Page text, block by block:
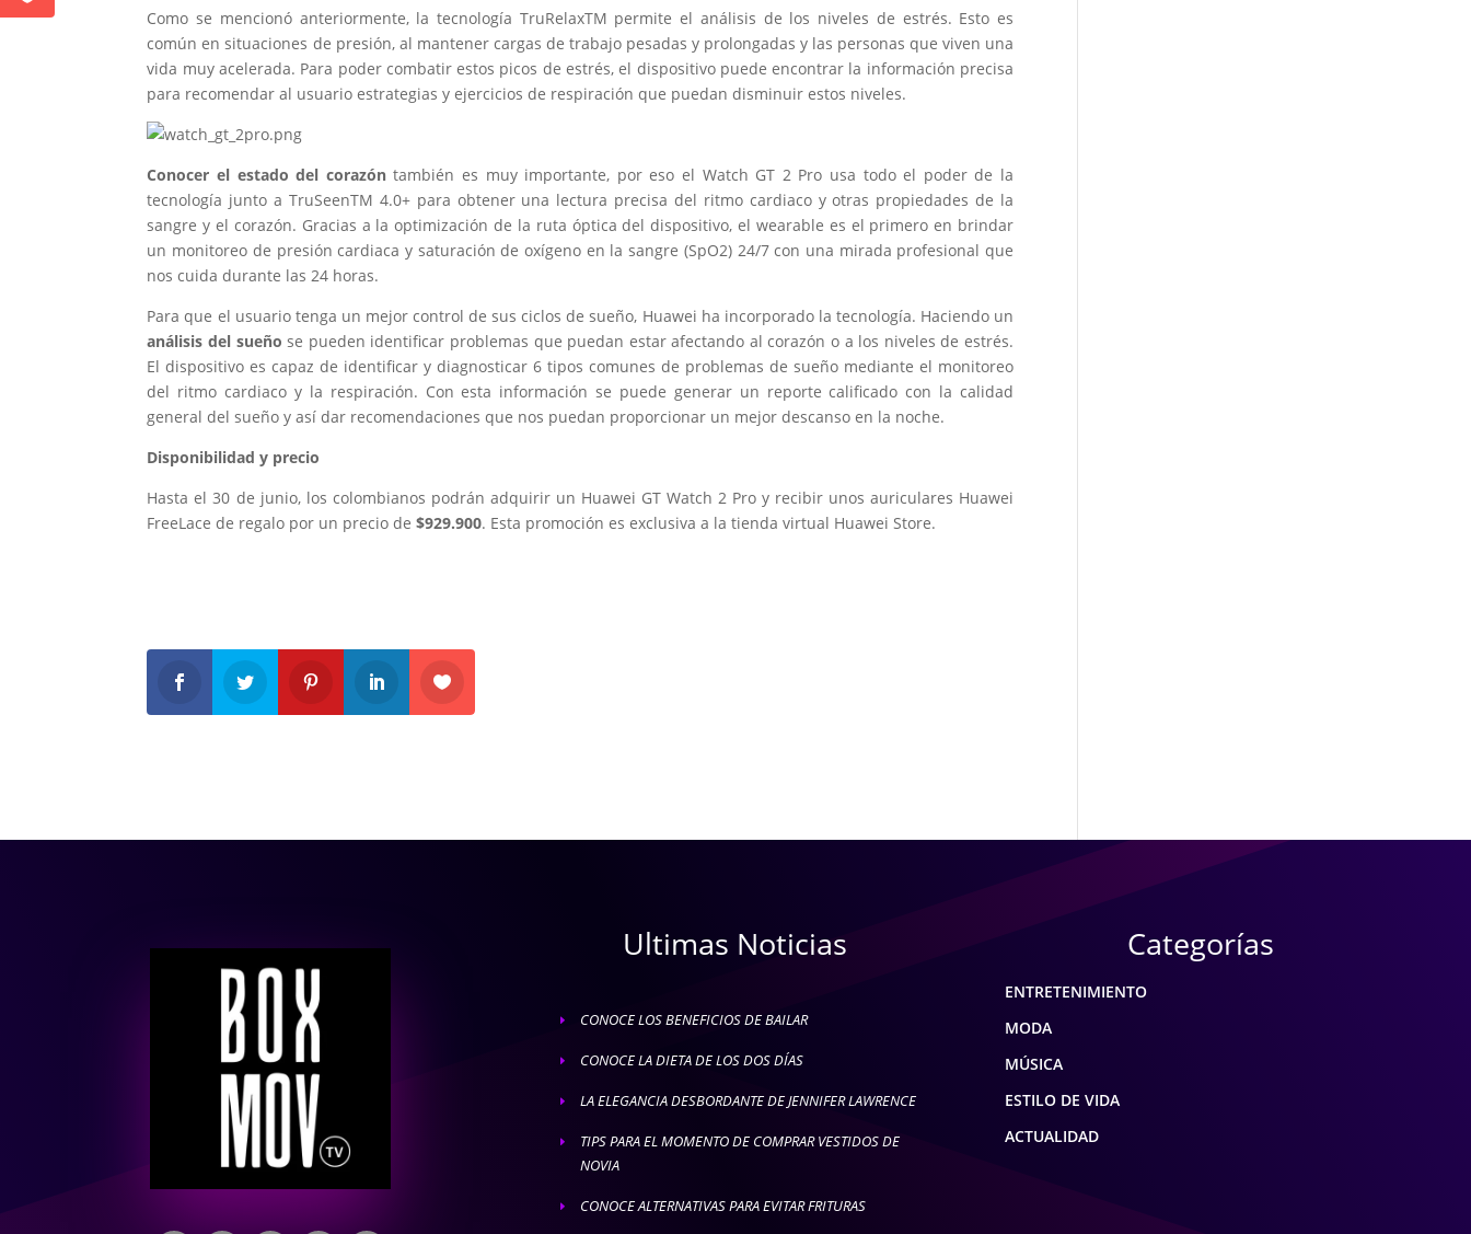
Como se mencionó anteriormente, la tecnología TruRelaxTM permite el análisis de los niveles de estrés. Esto es
común en situaciones de presión, al mantener cargas de trabajo pesadas y prolongadas y las personas que viven una
vida muy acelerada. Para poder combatir estos picos de estrés, el dispositivo puede encontrar la información precisa
para recomendar al usuario estrategias y ejercicios de respiración que puedan disminuir estos niveles.
Conocer el estado del corazóntambién es muy importante, por eso el Watch GT 2 Pro usa todo el poder de la
tecnología junto a TruSeenTM 4.0+ para obtener una lectura precisa del ritmo cardiaco y otras propiedades de la
sangre y el corazón. Gracias a la optimización de la ruta óptica del dispositivo, el wearable es el primero en brindar
un monitoreo de presión cardiaca y saturación de oxígeno en la sangre (SpO2) 24/7 con una mirada profesional que
nos cuida durante las 24 horas.
Para que el usuario tenga un mejor control de sus ciclos de sueño, Huawei ha incorporado la tecnología. Haciendo un
análisis del sueño se pueden identificar problemas que puedan estar afectando al corazón o a los niveles de estrés.
El dispositivo es capaz de identificar y diagnosticar 6 tipos comunes de problemas de sueño mediante el monitoreo
del ritmo cardiaco y la respiración. Con esta información se puede generar un reporte calificado con la calidad
general del sueño y así dar recomendaciones que nos puedan proporcionar un mejor descanso en la noche.
Disponibilidad y precio
Hasta el 30 de junio, los colombianos podrán adquirir un Huawei GT Watch 2 Pro y recibir unos auriculares Huawei
FreeLace de regalo por un precio de $929.900. Esta promoción es exclusiva a la tienda virtual Huawei Store.
Ultimas Noticias
E CONOCE LOS BENEFICIOS DE BAILAR
E CONOCE LA DIETA DE LOS DOS DÍAS
E LA ELEGANCIA DESBORDANTE DE JENNIFER LAWRENCE
E
TIPS PARA EL MOMENTO DE COMPRAR VESTIDOS DE
NOVIA
E CONOCE ALTERNATIVAS PARA EVITAR FRITURAS
Categorías
ENTRETENIMIENTO
MODA
MÚSICA
ESTILO DE VIDA
ACTUALIDAD